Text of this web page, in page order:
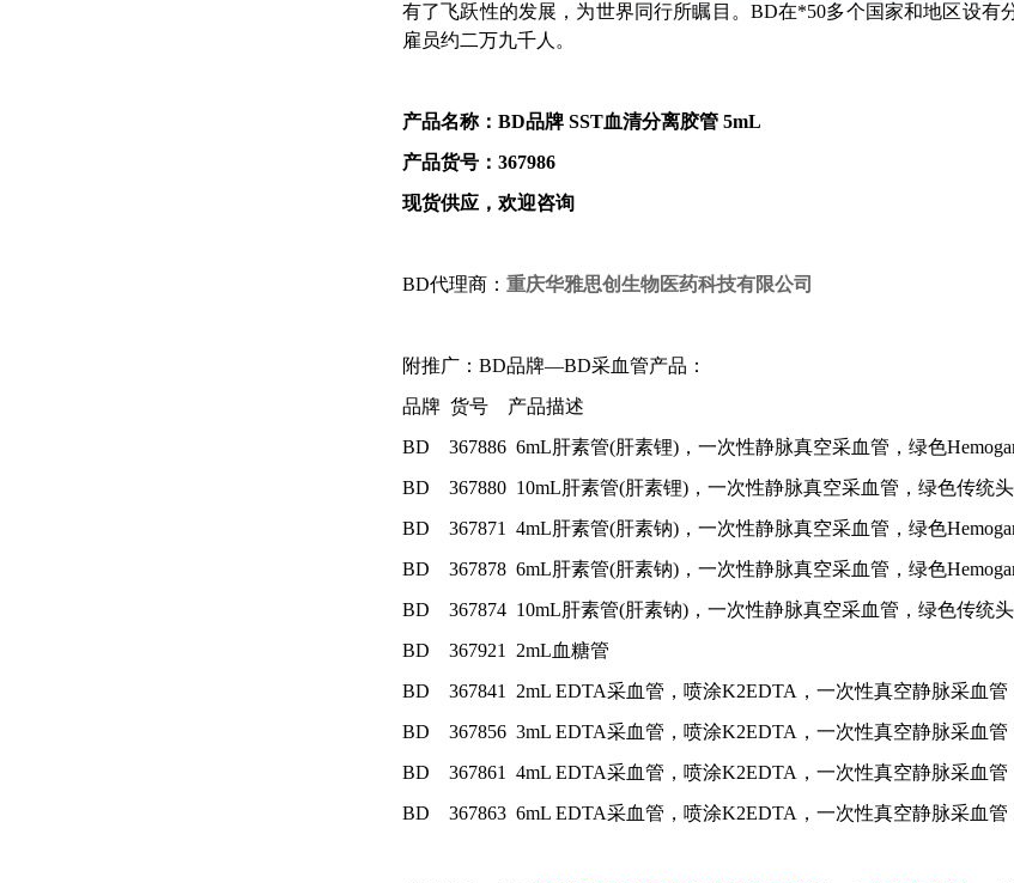
有了飞跃性的发展，为世界同行所瞩目。BD在*50多个国家和地区设有
雇员约二万九千人。
产品名称：BD品牌 SST血清分离胶管 5mL
产品货号：367986
现货供应，欢迎咨询
BD代理商： 重庆华雅思创生物医药科技有限公司
附推广：BD品牌—BD采血管产品：
品牌 货号 产品描述
BD 367886 6mL肝素管(肝素锂)，一次性静脉真空采血管，绿色
BD 367880 10mL肝素管(肝素锂)，一次性静脉真空采血管，绿色传统
BD 367871 4mL肝素管(肝素钠)，一次性静脉真空采血管，绿色
BD 367878 6mL肝素管(肝素钠)，一次性静脉真空采血管，绿色
BD 367874 10mL肝素管(肝素钠)，一次性静脉真空采血管，绿色传统
BD 367921 2mL血糖管
BD 367841 2mL EDTA采血管，喷涂K2EDTA，一次性真空静脉采血管
BD 367856 3mL EDTA采血管，喷涂K2EDTA，一次性真空静脉采血管
BD 367861 4mL EDTA采血管，喷涂K2EDTA，一次性真空静脉采血管
BD 367863 6mL EDTA采血管，喷涂K2EDTA，一次性真空静脉采血管